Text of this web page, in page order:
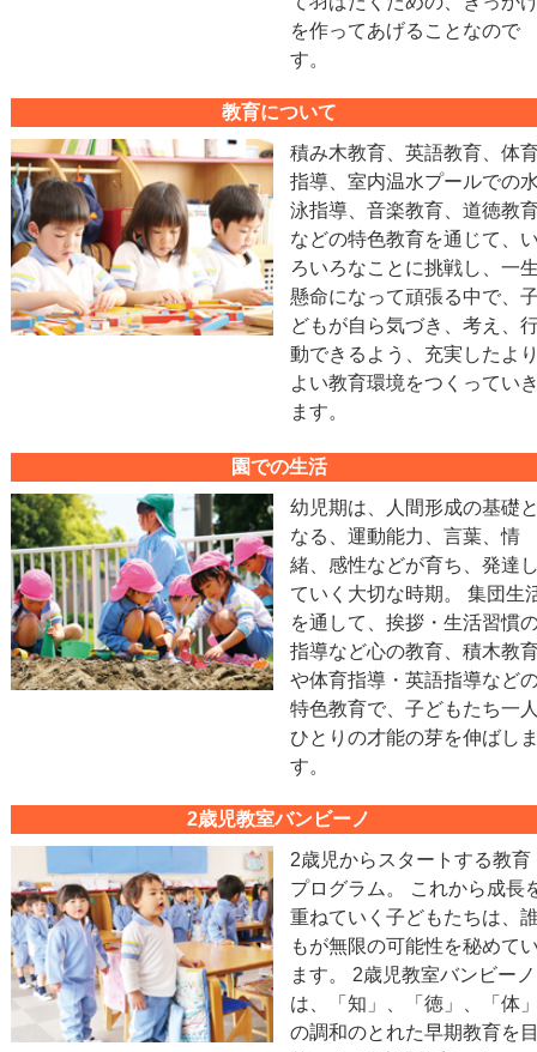
を作ってあげることなので
す。
教育について
積み木教育、英語教育、体
指導、室内温水プールでの
泳指導、音楽教育、道徳教
などの特色教育を通じて、
ろいろなことに挑戦し、一
懸命になって頑張る中で、
どもが自ら気づき、考え、
動できるよう、充実したよ
よい教育環境をつくってい
ます。
園での生活
幼児期は、人間形成の基礎
なる、運動能力、言葉、情
緒、感性などが育ち、発達
ていく大切な時期。 集団生
を通して、挨拶・生活習慣
指導など心の教育、積木教
や体育指導・英語指導など
特色教育で、子どもたち一
ひとりの才能の芽を伸ばし
す。
2歳児教室バンビーノ
2歳児からスタートする教育
プログラム。 これから成長
重ねていく子どもたちは、
もが無限の可能性を秘めて
ます。 2歳児教室バンビーノ
は、「知」、「徳」、「体
の調和のとれた早期教育を